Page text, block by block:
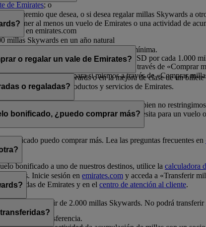
de Emirates; o
sesión en emirates.com
el premio que desea, o si desea regalar millas Skywards a
tener al menos un vuelo de Emirates o una actividad de
millas Skywards en un año natural
por cada transacción, a un precio de 30 USD por cada 1.000
de 1.000, siendo 2.000 la cantidad mínima.
millas en un año natural para sí mismos a través de «Comprar
en un año natural para sí mismos a través de «Comprar
o regalar un vale de Emirates?
en vuelos Classic Rewards o en la mejora de clase de un
para la compra de productos y servicios de Emirates.
o regaladas?
Classic Rewards y mejoras de clase. Si bien no
de millaspara comprobar cuántas millas necesita para un vuelo
bonificado, ¿puedo comprar más?
puedo comprar más. Lea las preguntas frecuentes en
bonificado a uno de nuestros destinos, utilice la calculadora
Inicie sesión en emirates.com y acceda a «Transferir
tiendas de Emirates y en el centro de atención al cliente.
a realizar la transferencia.
siempre a partir de 2.000 millas Skywards. No podrá